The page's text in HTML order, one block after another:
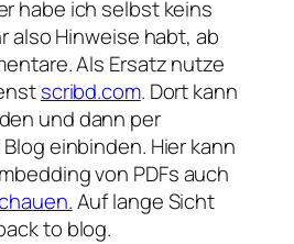
habe ich selbst keins
also Hinweise habt, ab
Als Ersatz nutze
scribd.com. Dort kann
und dann per
einbinden. Hier kann
von PDFs auch
Auf lange Sicht
to blog.